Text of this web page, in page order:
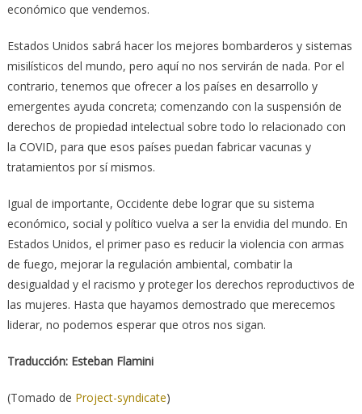
económico que vendemos.
Estados Unidos sabrá hacer los mejores bombarderos y sistemas
misilísticos del mundo, pero aquí no nos servirán de nada. Por el
contrario, tenemos que ofrecer a los países en desarrollo y
emergentes ayuda concreta; comenzando con la suspensión de
derechos de propiedad intelectual sobre todo lo relacionado con
la COVID, para que esos países puedan fabricar vacunas y
tratamientos por sí mismos.
Igual de importante, Occidente debe lograr que su sistema
económico, social y político vuelva a ser la envidia del mundo. En
Estados Unidos, el primer paso es reducir la violencia con armas
de fuego, mejorar la regulación ambiental, combatir la
desigualdad y el racismo y proteger los derechos reproductivos de
las mujeres. Hasta que hayamos demostrado que merecemos
liderar, no podemos esperar que otros nos sigan.
Traducción: Esteban Flamini
(Tomado de Project-syndicate)